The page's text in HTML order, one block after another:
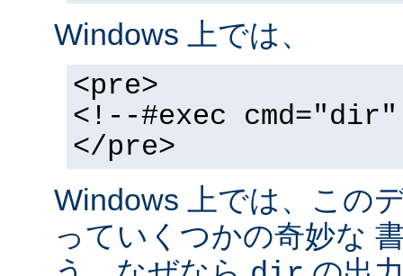
Windows 上では、
<pre>
<!--#exec
</pre>
Windows 上では、この
っていくつかの奇妙な